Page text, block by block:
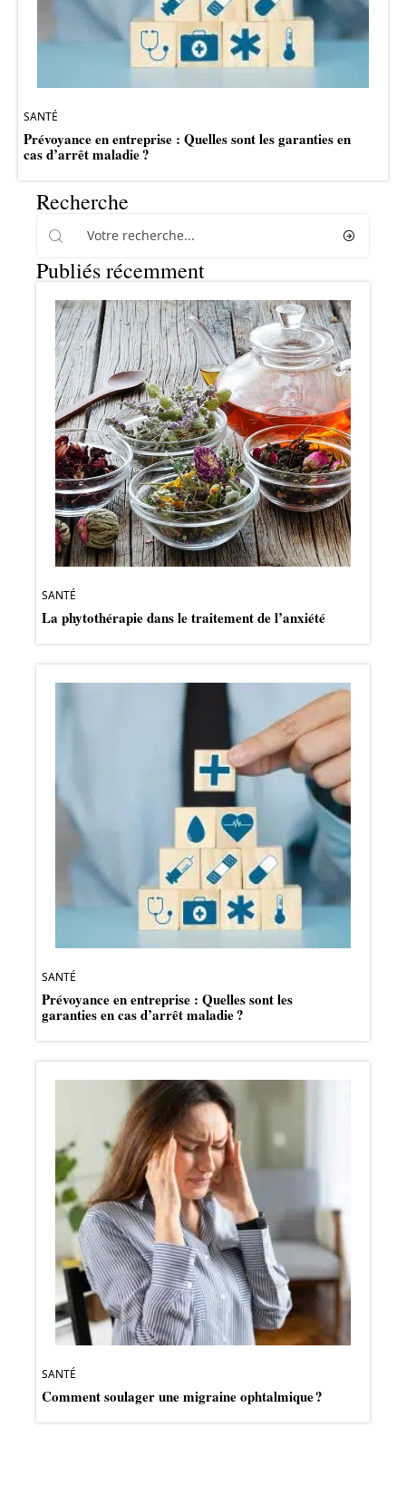
SANTÉ
Prévoyance en entreprise : Quelles sont les garanties en
cas d’arrêt maladie ?
Recherche
Publiés récemment
SANTÉ
La phytothérapie dans le traitement de l’anxiété
SANTÉ
Prévoyance en entreprise : Quelles sont les
garanties en cas d’arrêt maladie ?
SANTÉ
Comment soulager une migraine ophtalmique ?